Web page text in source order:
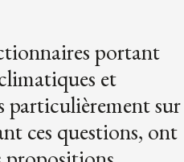
portant
et
particulièrement sur
ces questions, ont